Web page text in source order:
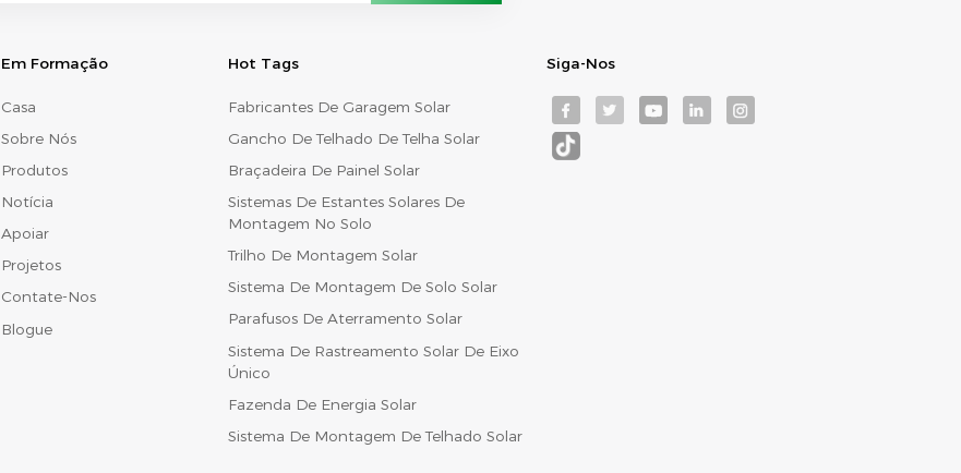
Em Formação
Casa
Sobre Nós
Produtos
Notícia
Apoiar
Projetos
Contate-Nos
Blogue
Hot Tags
Fabricantes De Garagem Solar
Gancho De Telhado De Telha Solar
Braçadeira De Painel Solar
Sistemas De Estantes Solares De
Montagem No Solo
Trilho De Montagem Solar
Sistema De Montagem De Solo Solar
Parafusos De Aterramento Solar
Sistema De Rastreamento Solar De Eixo
Único
Fazenda De Energia Solar
Sistema De Montagem De Telhado Solar
Siga-Nos